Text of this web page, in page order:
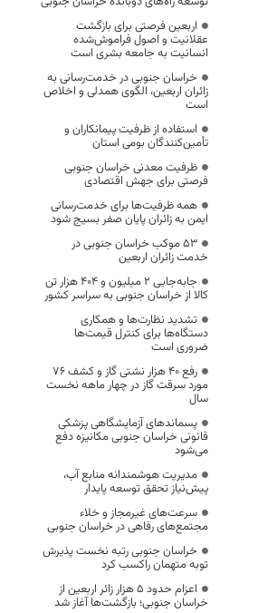
اربعین فرصتی برای بازگشت
عقلانیت و اصول فراموش‌شده
انسانیت به جامعه بشری است
خراسان جنوبی در خدمت‌رسانی به
زائران اربعین، الگوی همدلی و اخلاص
است
استفاده از ظرفیت پیمانکاران و
تأمین‌کنندگان بومی استان
ظرفیت معدنی خراسان جنوبی
فرصتی برای جهش اقتصادی
همه ظرفیت‌ها برای خدمت‌رسانی
ایمن به زائران پایان صفر بسیج شود
53 موکب خراسان جنوبی در
خدمت زائران اربعین
جابه‌جایی 2 میلیون و 404 هزار تن
کالا از خراسان جنوبی به سراسر کشور
تشدید نظارت‌ها و همکاری
دستگاه‌ها برای کنترل قیمت‌ها
ضروری است
رفع 40 هزار نشتی گاز و کشف 76
مورد سرقت گاز در چهار ماهه نخست
سال
پسماندهای آزمایشگاهی پزشکی
قانونی خراسان جنوبی مکانیزه دفع
می‌شود
مدیریت هوشمندانه منابع آب،
پیش‌نیاز تحقق توسعه پایدار
سرعت‌های غیرمجاز و خلاء
مجتمع‌های رفاهی در خراسان جنوبی
خراسان جنوبی رتبه نخست پذیرش
توبه متهمان راکسب کرد
اعزام حدود 5 هزار زائر اربعین از
خراسان جنوبی؛ بازگشت‌ها آغاز شد